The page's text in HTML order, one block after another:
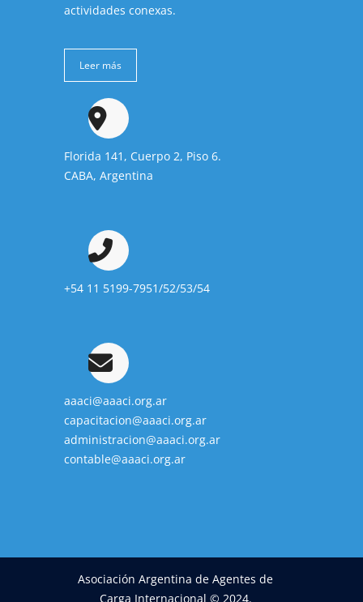
actividades conexas.
Leer más
Florida 141, Cuerpo 2, Piso 6.
CABA, Argentina
+54 11 5199-7951/52/53/54
aaaci@aaaci.org.ar
capacitacion@aaaci.org.ar
administracion@aaaci.org.ar
contable@aaaci.org.ar
Asociación Argentina de Agentes de
Carga Internacional © 2024.